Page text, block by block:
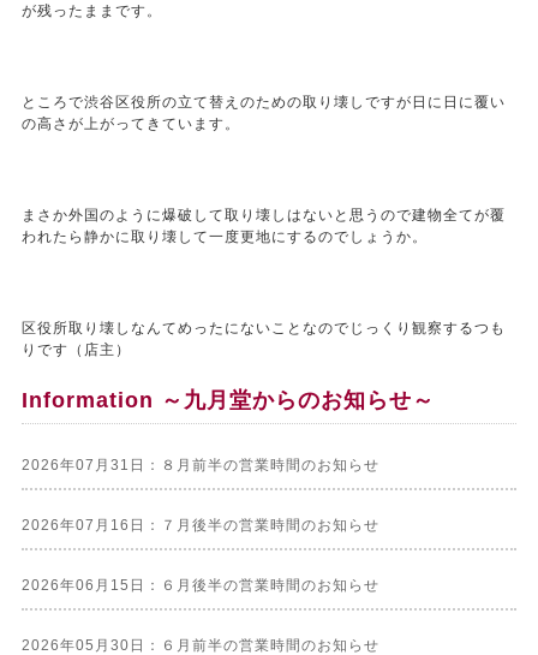
が残ったままです。
ところで渋谷区役所の立て替えのための取り壊しですが日に日に覆い
の高さが上がってきています。
まさか外国のように爆破して取り壊しはないと思うので建物全てが覆
われたら静かに取り壊して一度更地にするのでしょうか。
区役所取り壊しなんてめったにないことなのでじっくり観察するつも
りです（店主）
Information ～九月堂からのお知らせ～
2026年07月31日：８月前半の営業時間のお知らせ
2026年07月16日：７月後半の営業時間のお知らせ
2026年06月15日：６月後半の営業時間のお知らせ
2026年05月30日：６月前半の営業時間のお知らせ